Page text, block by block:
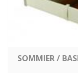
SOMMIER /